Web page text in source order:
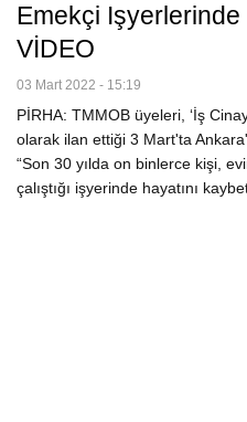
Emekçi Işyerlerinde
VİDEO
03 Mart 2022 - 15:19
PİRHA: TMMOB üyeleri, ‘İş
olarak ilan ettiği 3 Mart'ta
“Son 30 yılda on binlerce kişi,
çalıştığı işyerinde hayatını